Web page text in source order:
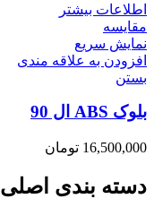
اطلاعات بیشتر
مقایسه
نمایش سریع
افزودن به علاقه مندی
بستن
بلوک ABS ال 90
16,500,000 تومان
دسته بندی اصلی